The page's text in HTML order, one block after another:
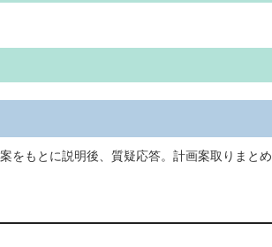
をもとに説明後、質疑応答。計画案取りまとめ